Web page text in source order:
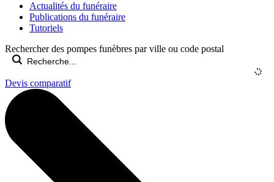
Actualités du funéraire
Publications du funéraire
Tutoriels
Rechercher des pompes funèbres par ville ou code postal
Devis comparatif